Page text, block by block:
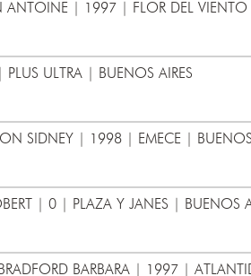
ANTOINE | 1997 | FLOR DEL VIENTO
ULTRA | BUENOS AIRES
SIDNEY | 1998 | EMECE | BUENOS
| 0 | PLAZA Y JANES | BUENOS
BARBARA | 1997 |